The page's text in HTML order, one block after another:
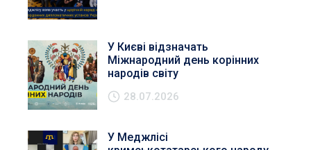
У Києві відзначать
Міжнародний день корінних
народів світу
28.07.2026
У Меджлісі